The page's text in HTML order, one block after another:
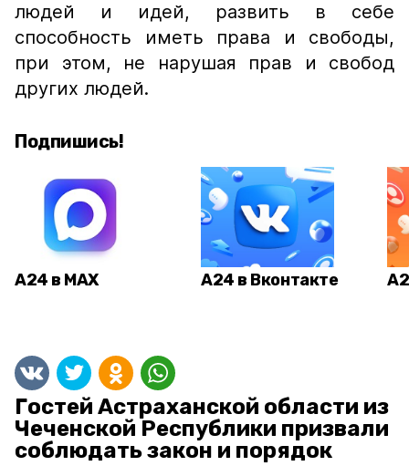
людей и идей, развить в себе
способность иметь права и свободы,
при этом, не нарушая прав и свобод
других людей.
Подпишись!
А24 в MAX А24 в Вконтакте
Гостей Астраханской области из
Чеченской Республики призвали
соблюдать закон и порядок